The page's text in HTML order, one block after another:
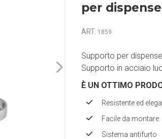
per
ART. 1859
Supporto per
Supporto in acciaio
È UN OTTIMO
Resistente ed
Facile da montare
Sistema antifurto